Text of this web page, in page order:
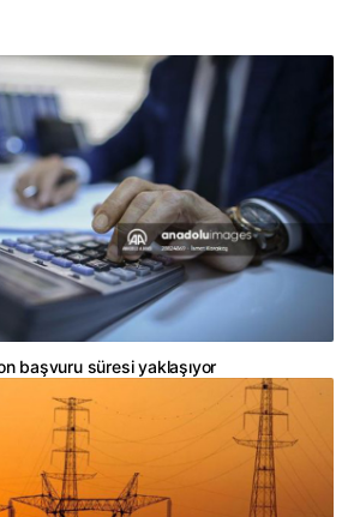
başvuru süresi yaklaşıyor